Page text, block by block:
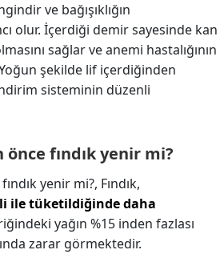
ve bağışıklığın
olur. İçerdiği demir sayesinde kan
sağlar ve anemi hastalığının
şekilde lif içerdiğinden
sisteminin düzenli
fındık yenir mi?
yenir mi?, Fındık,
ile tüketildiğinde daha
yağın %15 inden fazlası
zarar görmektedir.